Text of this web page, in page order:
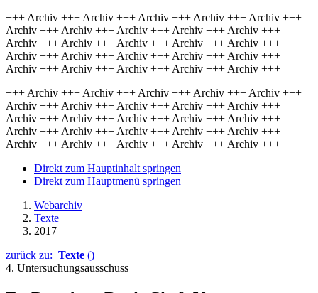
+++ Archiv +++ Archiv +++ Archiv +++ Archiv +++ Archiv +++
Archiv +++ Archiv +++ Archiv +++ Archiv +++ Archiv +++
Archiv +++ Archiv +++ Archiv +++ Archiv +++ Archiv +++
Archiv +++ Archiv +++ Archiv +++ Archiv +++ Archiv +++
Archiv +++ Archiv +++ Archiv +++ Archiv +++ Archiv +++
+++ Archiv +++ Archiv +++ Archiv +++ Archiv +++ Archiv +++
Archiv +++ Archiv +++ Archiv +++ Archiv +++ Archiv +++
Archiv +++ Archiv +++ Archiv +++ Archiv +++ Archiv +++
Archiv +++ Archiv +++ Archiv +++ Archiv +++ Archiv +++
Archiv +++ Archiv +++ Archiv +++ Archiv +++ Archiv +++
Direkt zum Hauptinhalt springen
Direkt zum Hauptmenü springen
Webarchiv
Texte
2017
zurück zu: Texte ()
4. Untersuchungsausschuss